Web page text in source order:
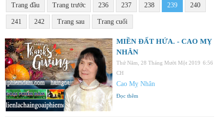
Trang đầu Trang trước 236 237 238 239 240
241 242 Trang sau Trang cuối
MIỀN ĐẤT HỨA. - CAO MỴ
NHÂN
Thứ Năm, 28 Tháng Mười Một 2019 6:56
CH
Cao Mỵ Nhân
Đọc thêm